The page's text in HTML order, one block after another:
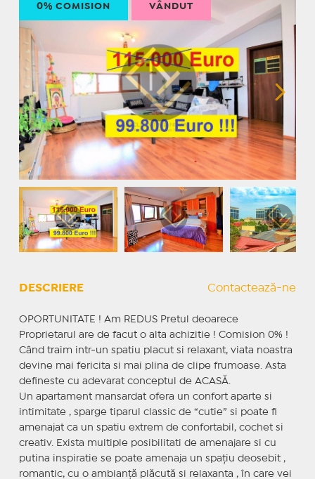
0% COMISION VÂNDUT
DESCRIERE Contactează-ne
OPORTUNITATE ! Am REDUS Pretul deoarece
Proprietarul are de facut o alta achizitie ! Comision 0% !
Când traim intr-un spatiu placut si relaxant, viata noastra
devine mai fericita si mai plina de clipe frumoase. Asta
defineste cu adevarat conceptul de ACASĂ.
Un apartament mansardat ofera un confort aparte si
intimitate , sparge tiparul classic de “cutie” si poate fi
amenajat ca un spatiu extrem de confortabil, cochet si
creativ. Exista multiple posibilitati de amenajare si cu
putina inspiratie se poate amenaja un spațiu deosebit ,
romantic, cu o ambianță plăcută si relaxanta , în care vei